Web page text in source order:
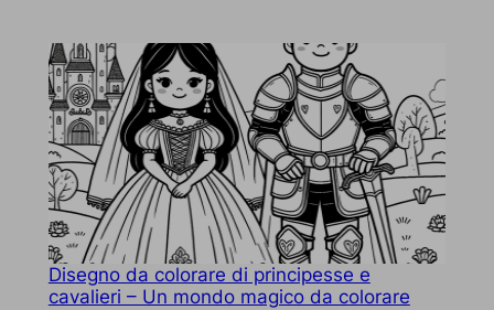
Disegno da colorare di principesse e
cavalieri – Un mondo magico da colorare